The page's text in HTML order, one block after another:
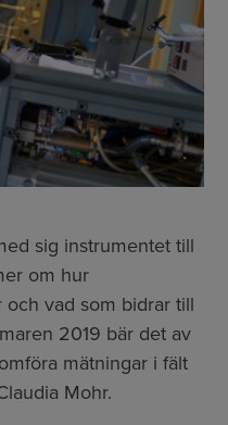
sig instrumentet till
om hur
vad som bidrar till
2019 bär det av
mätningar i fält
Mohr.